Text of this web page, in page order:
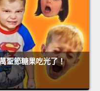
聖節糖果吃光了！